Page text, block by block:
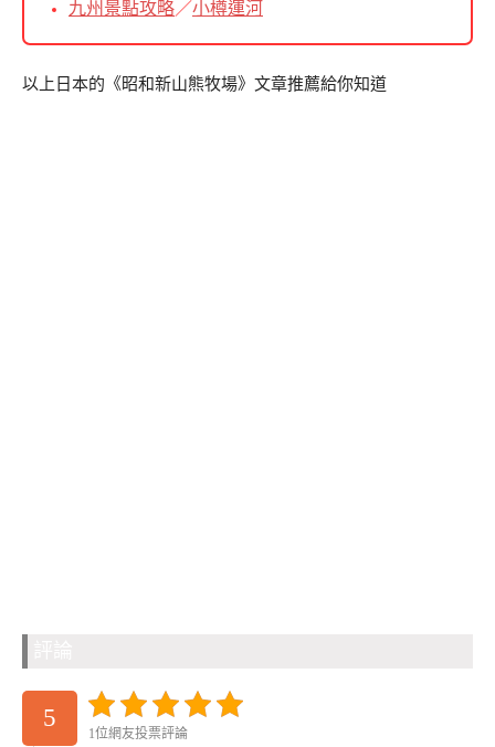
九州景點攻略／小樽運河
以上日本的《昭和新山熊牧場》文章推薦給你知道
5
1位網友投票評論